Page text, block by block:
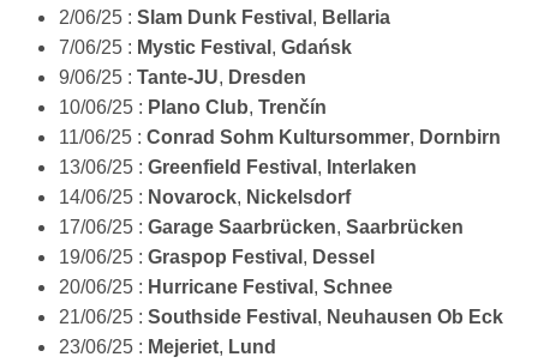
2/06/25 : Slam Dunk Festival , Bellaria
7/06/25 : Mystic Festival , Gdańsk
9/06/25 : Tante-JU, Dresden
10/06/25 : PIano Club, Trenčín
11/06/25 : Conrad Sohm Kultursommer, Dornbirn
13/06/25 : Greenfield Festival , Interlaken
14/06/25 : Novarock, Nickelsdorf
17/06/25 : Garage Saarbrücken, Saarbrücken
19/06/25 : Graspop Festival , Dessel
20/06/25 : Hurricane Festival , Schnee
21/06/25 : Southside Festival , Neuhausen Ob Eck
23/06/25 : Mejeriet, Lund